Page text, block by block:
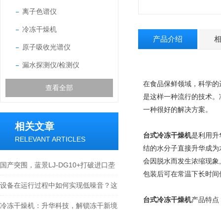
离子色谱仪
冷冻干燥机
原子吸收光谱仪
漏水探测仪/检测仪
查看全部
相关文章
RELEVANT ARTICLES
国产突围，蓝景LJ-DG10+打破进口垄
断新格局
设备在运行过程中如何实现低噪音？这
对实验室环境有何意义？
冷冻干燥机：升华科技，解锁冻干新境
产品介绍
在食品保鲜领域，科学
是这样一种流行的技术
一种很好的解决方案。
台式冷冻干燥机是利用升
结的水分子直接升华成
会因脱水而发生浓缩现
包装后可在常温下长时
台式冷冻干燥机产品特点